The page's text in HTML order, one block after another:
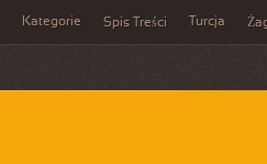
Kategorie Spis Treści Turcja